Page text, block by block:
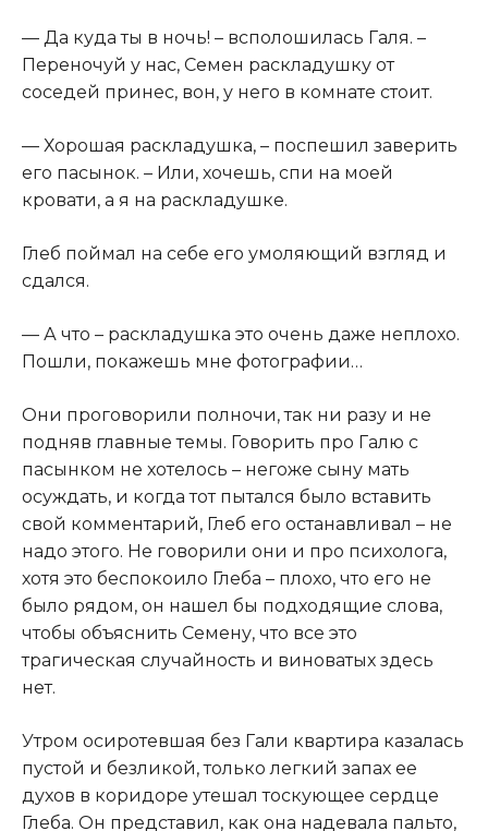
​— Да куда ты в ночь! – всполошилась Галя. –
Переночуй у нас, Семен раскладушку от
соседей принес, вон, у него в комнате стоит.​
​— Хорошая раскладушка, – поспешил заверить
его пасынок. – Или, хочешь, спи на моей
кровати, а я на раскладушке.​
​Глеб поймал на себе его умоляющий взгляд и
сдался.​
​— А что – раскладушка это очень даже неплохо.
Пошли, покажешь мне фотографии…​
​Они проговорили полночи, так ни разу и не
подняв главные темы. Говорить про Галю с
пасынком не хотелось – негоже сыну мать
осуждать, и когда тот пытался было вставить
свой комментарий, Глеб его останавливал – не
надо этого. Не говорили они и про психолога,
хотя это беспокоило Глеба – плохо, что его не
было рядом, он нашел бы подходящие слова,
чтобы объяснить Семену, что все это
трагическая случайность и виноватых здесь
нет.​
​Утром осиротевшая без Гали квартира казалась
пустой и безликой, только легкий запах ее
духов в коридоре утешал тоскующее сердце
Глеба. Он представил, как она надевала пальто,